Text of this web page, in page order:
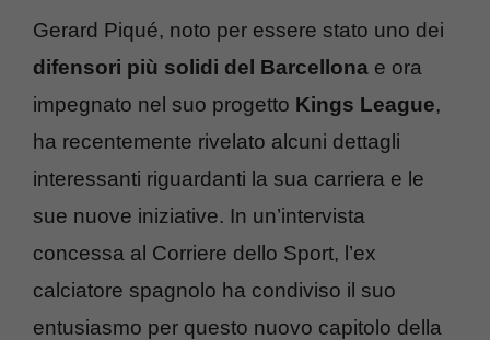
Gerard Piqué, noto per essere stato uno dei
difensori più solidi del Barcellona e ora
impegnato nel suo progetto Kings League,
ha recentemente rivelato alcuni dettagli
interessanti riguardanti la sua carriera e le
sue nuove iniziative. In un’intervista
concessa al Corriere dello Sport, l’ex
calciatore spagnolo ha condiviso il suo
entusiasmo per questo nuovo capitolo della